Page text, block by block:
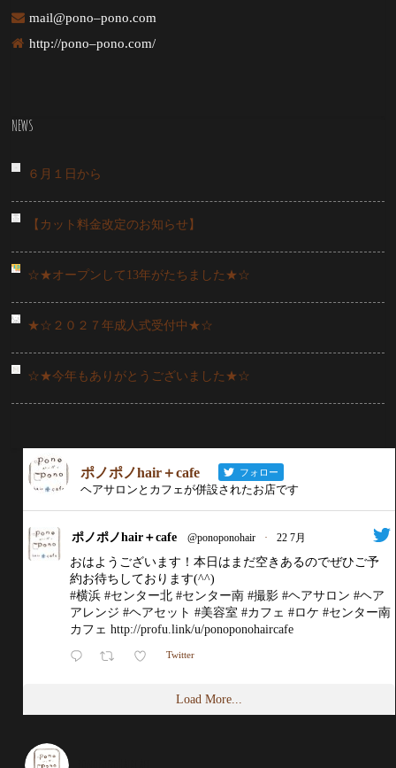
mail@pono–pono.com
http://pono–pono.com/
NEWS
６月１日から
【カット料金改定のお知らせ】
☆★オープンして13年がたちました★☆
★☆２０２７年成人式受付中★☆
☆★今年もありがとうございました★☆
ポノポノhair＋cafe フォロー
ヘアサロンとカフェが併設されたお店です
ポノポノhair＋cafe @ponoponohair · 22 7月
おはようございます！本日はまだ空きあるのでぜひご予
約お待ちしております(^^)
#横浜 #センター北 #センター南 #撮影 #ヘアサロン #ヘア
アレンジ #ヘアセット #美容室 #カフェ #ロケ #センター南
カフェ http://profu.link/u/ponoponohaircafe
Twitter
Load More...